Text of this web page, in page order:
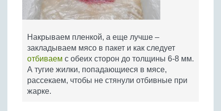
Накрываем пленкой, а еще лучше –
закладываем мясо в пакет и как следует
отбиваем с обеих сторон до толщины 6-8 мм.
А тугие жилки, попадающиеся в мясе,
рассекаем, чтобы не стянули отбивные при
жарке.